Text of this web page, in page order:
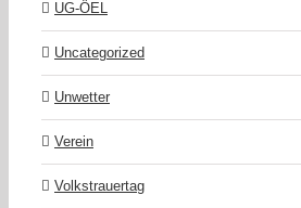
UG-ÖEL
Uncategorized
Unwetter
Verein
Volkstrauertag